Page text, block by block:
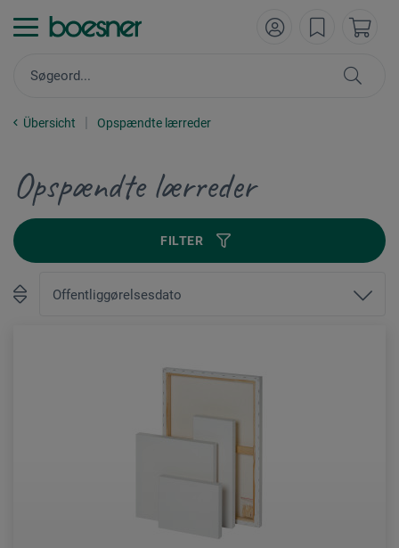
Übersicht Opspændte lærreder
Opspændte lærreder
FILTER